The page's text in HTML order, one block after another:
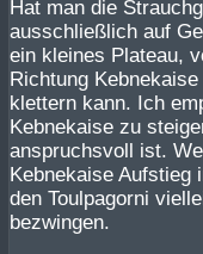
Hat man die
ausschließlich auf
ein kleines Plateau,
Richtung
klettern kann. Ich
Kebnekaise zu
anspruchsvoll ist.
Kebnekaise Aufstieg
den Toulpagorni
bezwingen.